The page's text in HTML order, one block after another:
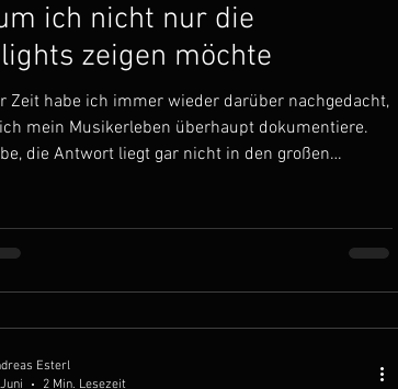
ich nicht nur die
zeigen möchte
Zeit habe ich immer wieder darüber nachgedacht,
mein Musikerleben überhaupt dokumentiere.
die Antwort liegt gar nicht in den großen
oder neue Blickwinkel, die später zu
führen und den weiteren Weg im Leben
Da alle Lebensbereiche irgendwie
Esterl
2 Min. Lesezeit